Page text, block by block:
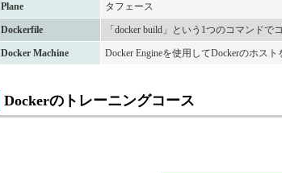
Plane
タフェース
Dockerfile 「docker build」という1つのコマンド
Docker Machine Docker Engineを使用してDockerのホス
Dockerのトレーニングコース